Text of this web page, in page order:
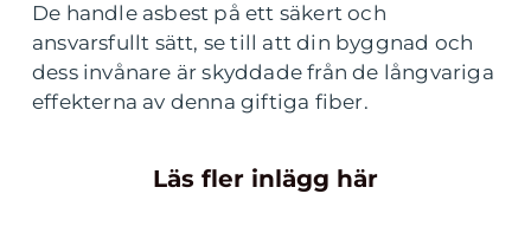
De handle asbest på ett säkert och
ansvarsfullt sätt, se till att din byggnad och
dess invånare är skyddade från de långvariga
effekterna av denna giftiga fiber.
Läs fler inlägg här